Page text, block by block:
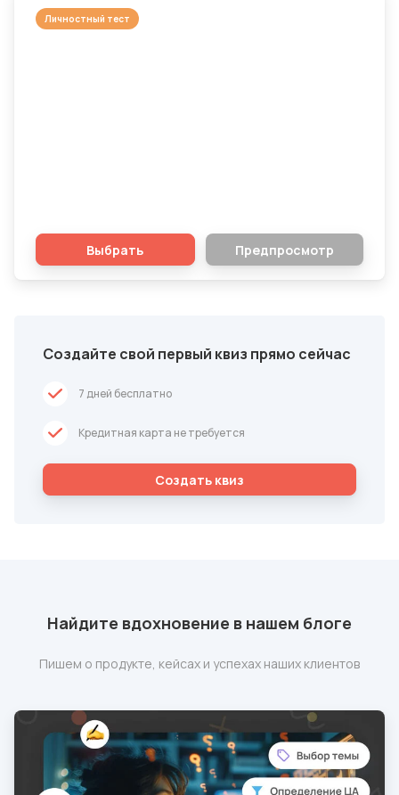
Личностный тест
Выбрать Предпросмотр
Создайте свой первый квиз прямо сейчас
7 дней бесплатно
Кредитная карта не требуется
Cоздать квиз
Найдите вдохновение в нашем блоге
Пишем о продукте, кейсах и успехах наших клиентов